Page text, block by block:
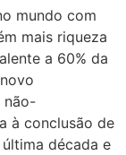
mundo com
mais riqueza
a 60% da
não-
à conclusão de
década e